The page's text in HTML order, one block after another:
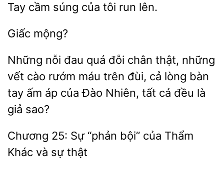
Tay súng tôi lên.
Những nỗi đau quá đỗi chân thật, những
vết cào rướm máu trên đùi, cả lòng bàn
tay
Đào Nhiên, tất cả đều là
giả sao?
Chương 25: Sự “phản
của Thẩm
Khác
thật